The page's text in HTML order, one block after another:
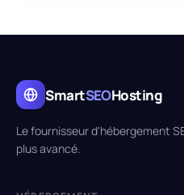
SmartSEOHosting
Le fournisseur d'hébergement
plus avancé.